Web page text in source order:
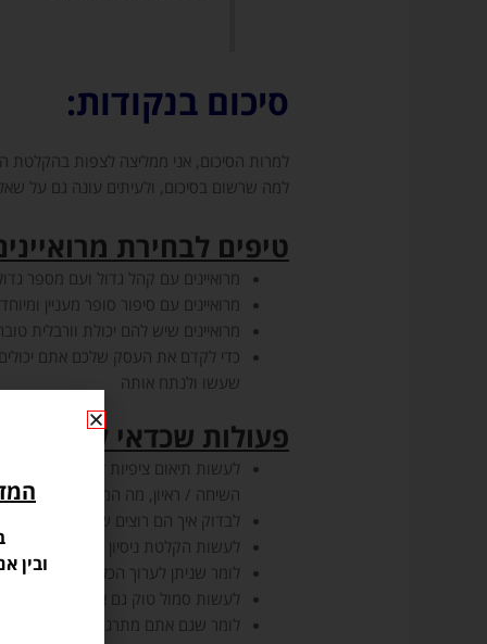
סיכום בנקודות:
למרות הסיכום, אני ממליצה לצפות בהקלטת
למה שרשום בסיכום, ולעיתים עונה גם על
טיפים לבחירת
מרואיינים עם קהל גדול ועם מספר
מרואיינים עם סיפור סופר מעניין ומיוחד
מרואיינים שיש להם יכולת וורבלית
כדי לקדם את העסק שלכם אתם יכולים
שעשו ולנתח אותה
פעולות שכדאי לעשות
לעשות תיאום ציפיות לקראת הפרק –
השיחה / ראיון, מה המטרה שלכם
לבדוק איך הם רוצים שתציגו אותם,
לעשות הקלטת ניסיון – חשוב וגם
לומר שניתן לערוך הכל כך שירגישו
לעשות סמול טוק גם אחרי שלוחצים
לומר שגם אתם מתרגשים
ובין